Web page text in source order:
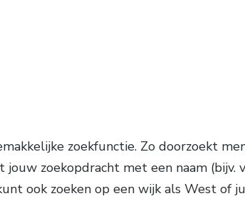
zoekfunctie. Zo doorzoekt
zoekopdracht met een naam (bijv.
ook zoeken op een wijk als West of